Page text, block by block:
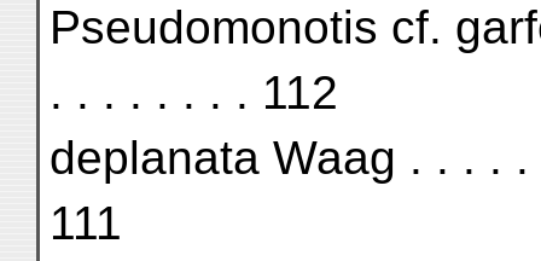
Pseudomonotis cf.
. . . . . . . . 112
deplanata Waag . . . .
111